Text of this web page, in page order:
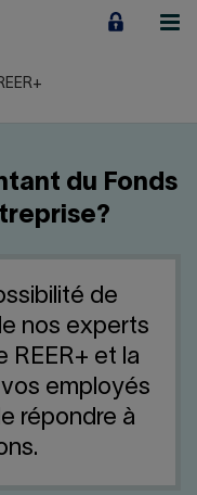
de presse
du Fonds
de
nos experts
REER+ et la
employés
répondre à